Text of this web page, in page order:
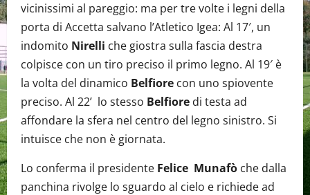
vicinissimi al pareggio: ma per tre volte i legni della
porta di Accetta salvano l’Atletico Igea: Al 17′, un
indomito Nirelli che giostra sulla fascia destra
colpisce con un tiro preciso il primo legno. Al 19′ è
la volta del dinamico Belfiore con uno spiovente
preciso. Al 22’ lo stesso Belfiore di testa ad
affondare la sfera nel centro del legno sinistro. Si
intuisce che non è giornata.
Lo conferma il presidente Felice Munafò che dalla
panchina rivolge lo sguardo al cielo e richiede ad